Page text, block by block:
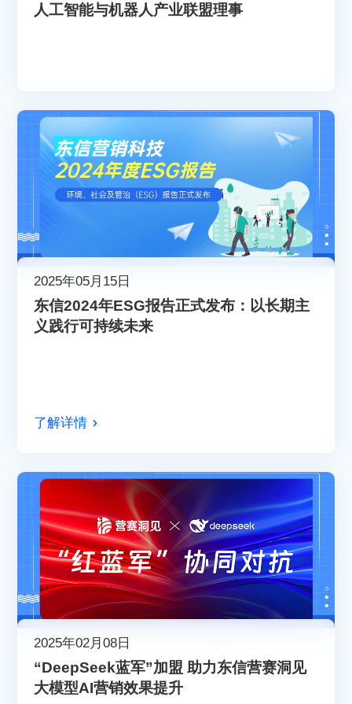
人工智能与机器人产业联盟理事
2025年05月15日
东信2024年ESG报告正式发布：以长期主
义践行可持续未来
了解详情
2025年02月08日
“DeepSeek蓝军”加盟 助力东信营赛洞见
大模型AI营销效果提升